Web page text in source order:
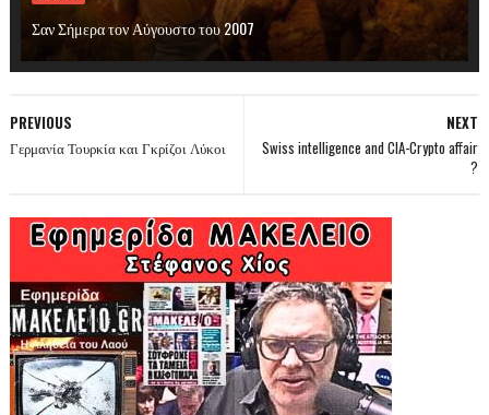
Σαν Σήμερα τον Αύγουστο του 2007
NEXT
Swiss intelligence and CIA-Crypto affair
?
PREVIOUS
Γερμανία Τουρκία και Γκρίζοι Λύκοι